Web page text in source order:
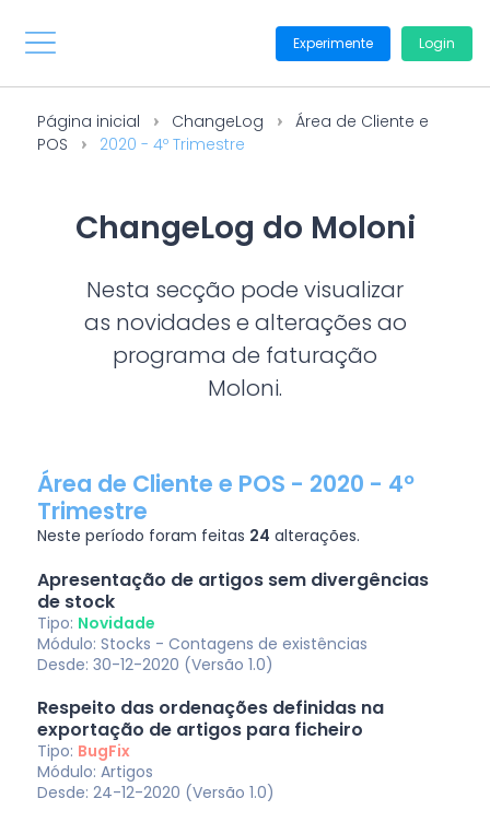
Experimente Login
Página inicial ChangeLog
Área de Cliente e
POS
2020 - 4º Trimestre
ChangeLog do Moloni
Nesta secção pode visualizar
as novidades e alterações ao
programa de faturação
Moloni.
Área de Cliente e POS - 2020 - 4º
Trimestre
Neste período foram feitas 24 alterações.
Apresentação de artigos sem divergências
de stock
Tipo: Novidade
Módulo: Stocks - Contagens de existências
Desde: 30-12-2020 (Versão 1.0)
Respeito das ordenações definidas na
exportação de artigos para ficheiro
Tipo: BugFix
Módulo: Artigos
Desde: 24-12-2020 (Versão 1.0)